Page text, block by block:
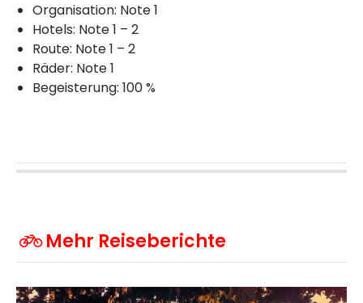
Organisation: Note 1
Hotels: Note 1 – 2
Route: Note 1 – 2
Räder: Note 1
Begeisterung: 100 %
Mehr Reiseberichte